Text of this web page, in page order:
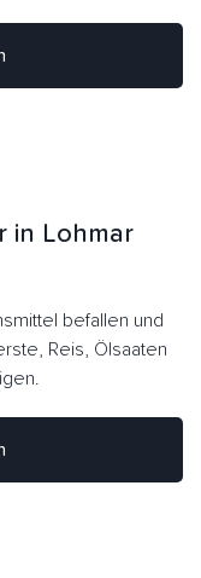
in Lohmar
befallen und
Reis, Ölsaaten